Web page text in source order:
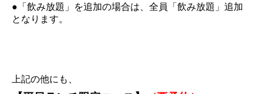
●「飲み放題」を追加の場合は、全員「飲み放題」追加
となります。
上記の他にも、